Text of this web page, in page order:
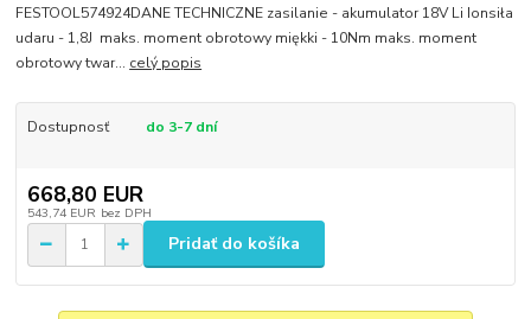
FESTOOL574924DANE TECHNICZNE zasilanie - akumulator 18V Li Ionsiła
udaru - 1,8J maks. moment obrotowy miękki - 10Nm maks. moment
obrotowy twar... celý popis
Dostupnosť do 3-7 dní
668,80 EUR
543,74 EUR bez DPH
Pridať do košíka